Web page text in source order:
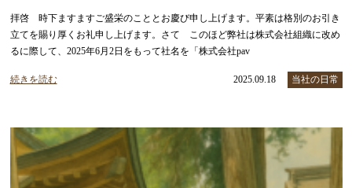
拝啓 時下ますますご盛栄のこととお慶び申し上げます。平素は格別のお引き
立てを賜り厚くお礼申し上げます。さて このほど弊社は株式会社組織に改め
るに際して、2025年6月2日をもって社名を「株式会社pav
続きを読む 2025.09.18 当社の日常